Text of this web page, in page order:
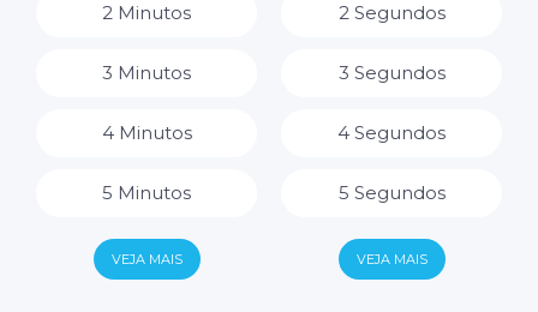
15 Horas
2 Minutos
3 Minutos
4 Minutos
5 Minutos
6 Minutos
VEJA MAIS
2 Segundos
3 Segundos
4 Segundos
5 Segundos
6 Segundos
VEJA MAIS